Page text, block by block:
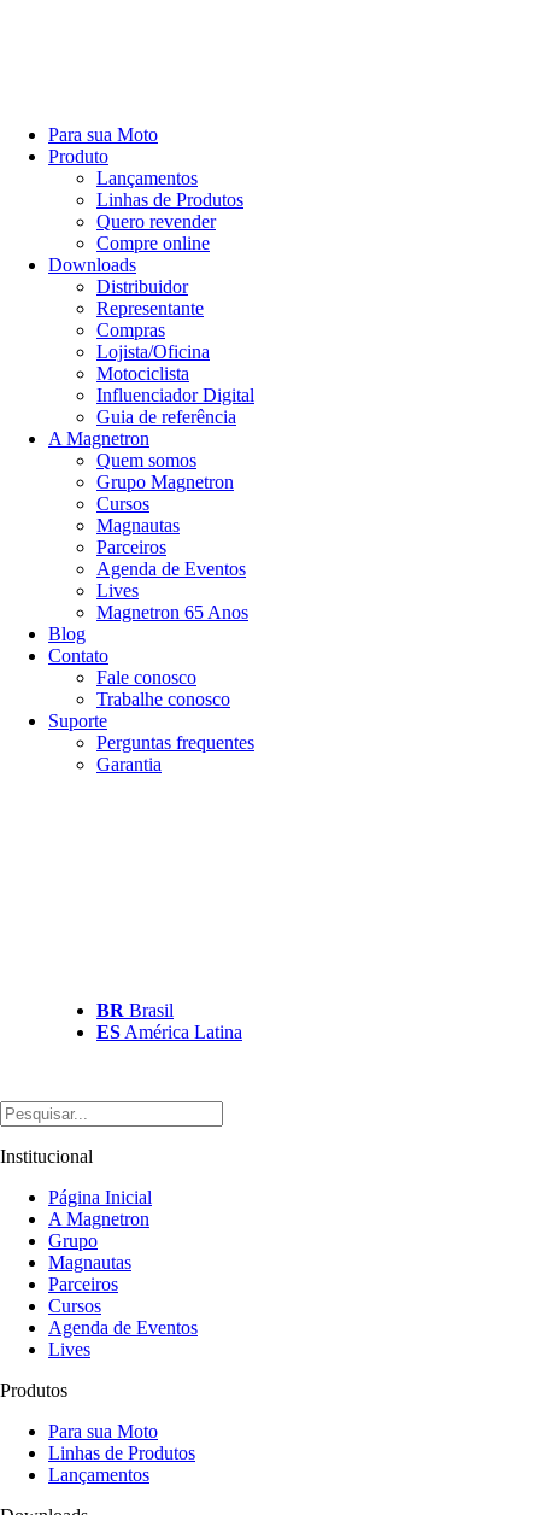
Para sua Moto
Produto
Lançamentos
Linhas de Produtos
Quero revender
Compre online
Downloads
Distribuidor
Representante
Compras
Lojista/Oficina
Motociclista
Influenciador Digital
Guia de referência
A Magnetron
Quem somos
Grupo Magnetron
Cursos
Magnautas
Parceiros
Agenda de Eventos
Lives
Magnetron 65 Anos
Blog
Contato
Fale conosco
Trabalhe conosco
Suporte
Perguntas frequentes
Garantia
BR Brasil
ES América Latina
Institucional
Página Inicial
A Magnetron
Grupo
Magnautas
Parceiros
Cursos
Agenda de Eventos
Lives
Produtos
Para sua Moto
Linhas de Produtos
Lançamentos